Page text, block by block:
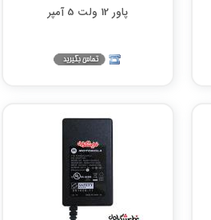
پاور 12 ولت 5 آمپر